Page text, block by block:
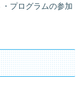
プログラムの参加